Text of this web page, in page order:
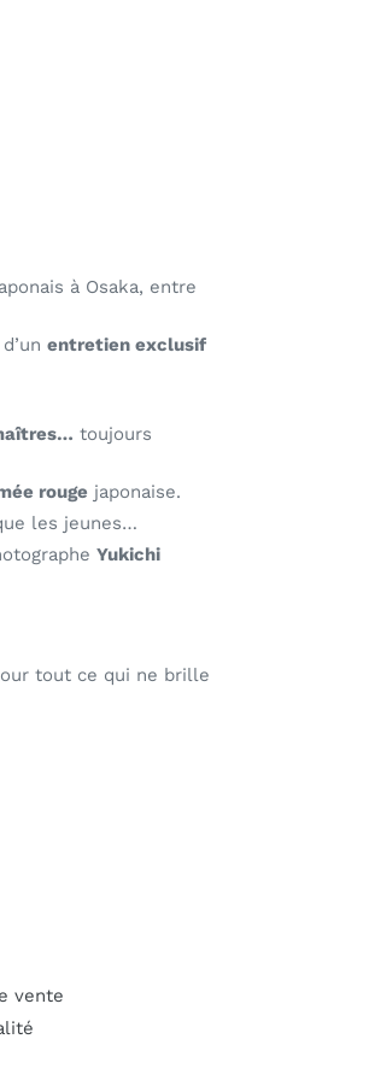
à Osaka, entre
entretien exclusif
toujours
rouge japonaise.
les jeunes…
Yukichi
tout ce qui ne brille
vente